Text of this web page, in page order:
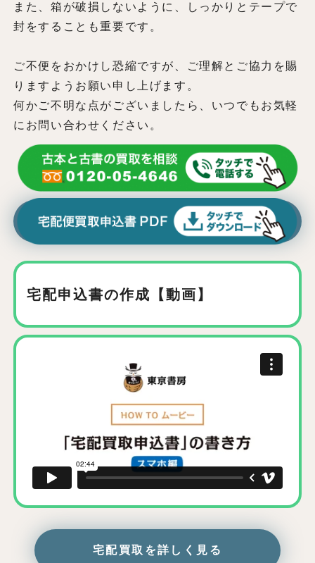
また、箱が破損しないように、しっかりとテープで
封をすることも重要です。
ご不便をおかけし恐縮ですが、ご理解とご協力を賜
りますようお願い申し上げます。
何かご不明な点がございましたら、いつでもお気軽
にお問い合わせください。
宅配申込書の作成【動画】
宅配買取を詳しく見る